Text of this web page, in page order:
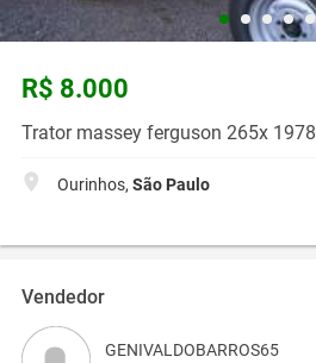
R$ 8.000
Trator massey ferguson 265x 1978
Ourinhos, São Paulo
Vendedor
GENIVALDOBARROS65